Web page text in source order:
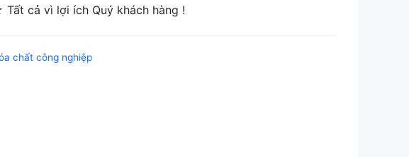
cả vì lợi ích Quý khách hàng !
chất công nghiệp